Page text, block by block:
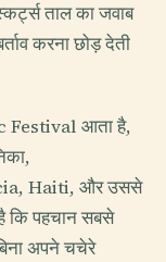
ताल का जवाब
करना छोड़ देती
Festival आता है,
Haiti, और उससे
कि पहचान सबसे
अपने चचेरे